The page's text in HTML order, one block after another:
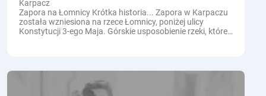
Karpacz
Zapora na Łomnicy Krótka historia... Zapora w Karpaczu
została wzniesiona na rzece Łomnicy, poniżej ulicy
Konstytucji 3-ego Maja. Górskie usposobienie rzeki, której